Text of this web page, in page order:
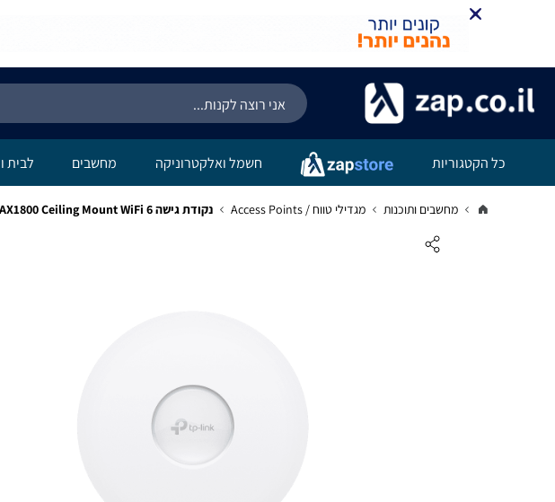
כל הקטגוריות חשמל ואלקטרוניקה מחשבים לבית
מחשבים ותוכנות מגדילי טווח / Access Points נקודת גישה TP-Link EAP610 AX1800 Ceiling Mount WiFi 6